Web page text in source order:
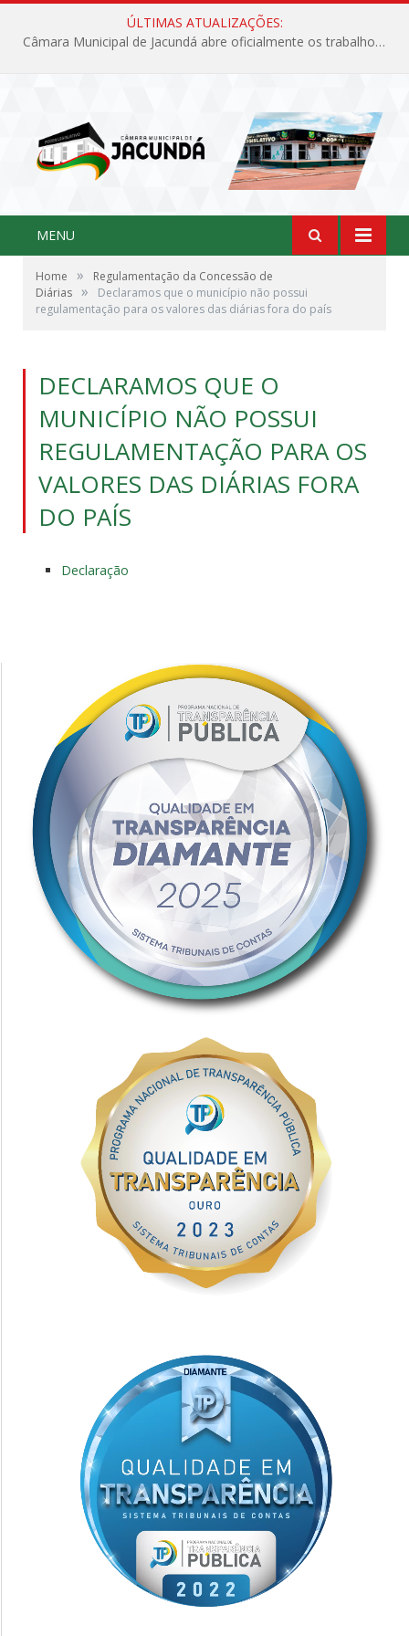
ÚLTIMAS ATUALIZAÇÕES:
Câmara Municipal de Jacundá abre oficialmente os trabalhos legislativos de 2026
MENU
Home »
Regulamentação da Concessão de
Diárias »
Declaramos que o município não possui
regulamentação para os valores das diárias fora do país
DECLARAMOS QUE O
MUNICÍPIO NÃO POSSUI
REGULAMENTAÇÃO PARA OS
VALORES DAS DIÁRIAS FORA
DO PAÍS
Declaração